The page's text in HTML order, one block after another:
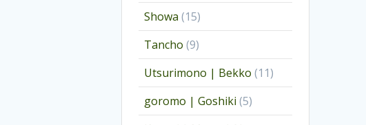
producten
Showa 1515
producten
Tancho 99
producten
Utsurimono | Bekko 1111
producten
goromo | Goshiki 55
producten